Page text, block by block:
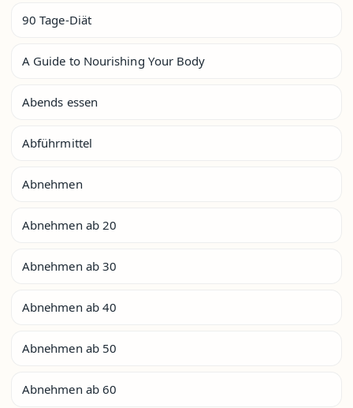
90 Tage-Diät
A Guide to Nourishing Your Body
Abends essen
Abführmittel
Abnehmen
Abnehmen ab 20
Abnehmen ab 30
Abnehmen ab 40
Abnehmen ab 50
Abnehmen ab 60